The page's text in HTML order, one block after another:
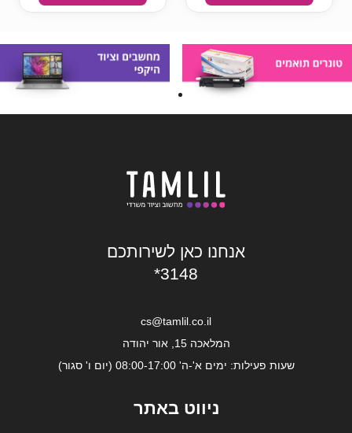
אנחנו כאן לשירותכם
*3148
cs@tamlil.co.il
המלאכה 15, אור יהודה
שעות פעילות: ימים א'-ה' 08:00-17:00 (יום ו' סגור)
ניווט באתר